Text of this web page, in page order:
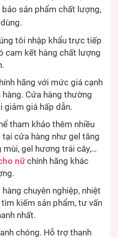
sản phẩm chất lượng,
tôi nhập khẩu trực tiếp
cam kết hàng chất lượng
hãng với mức giá cạnh
Cửa hàng thường
giảm giá hấp dẫn.
tham khảo thêm nhiều
cửa hàng như gel tăng
mùi, gel hương trái cây,…
nữchính hãng khác
chuyên nghiệp, nhiệt
kiếm sản phẩm, tư vấn
nhất.
chóng. Hỗ trợ thanh